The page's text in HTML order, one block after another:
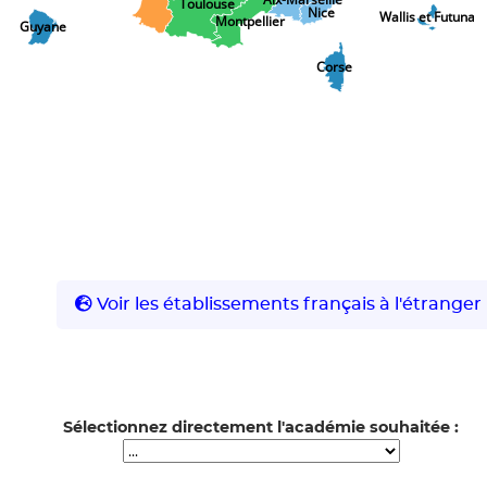
Montpellier
Nice
Corse
Guyane
Wallis et Futuna
Voir les établissements français à l'étranger
Sélectionnez directement l'académie souhaitée :